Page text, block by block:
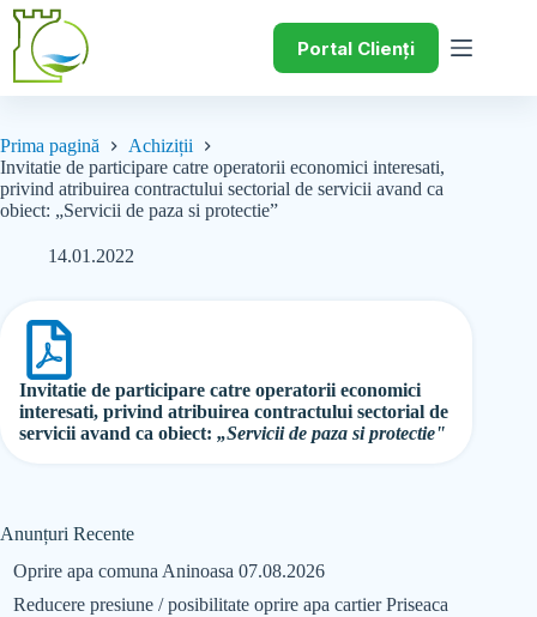
Portal Clienți
Prima pagină
Achiziții
Invitatie de participare catre operatorii economici interesati,
privind atribuirea contractului sectorial de servicii avand ca
obiect: „Servicii de paza si protectie”
14.01.2022
Invitatie de participare catre operatorii economici
interesati, privind atribuirea contractului sectorial de
servicii avand ca obiect: „Servicii de paza si protectie"
Anunțuri Recente
Oprire apa comuna Aninoasa 07.08.2026
Reducere presiune / posibilitate oprire apa cartier Priseaca